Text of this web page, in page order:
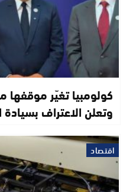
كولومبيا تغيّر موقفها
وتعلن الاعتراف
اقتصاد